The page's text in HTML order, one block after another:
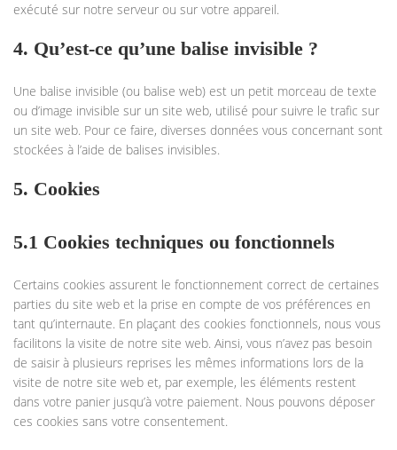
exécuté sur notre serveur ou sur votre appareil.
4. Qu’est-ce qu’une balise invisible ?
Une balise invisible (ou balise web) est un petit morceau de texte
ou d’image invisible sur un site web, utilisé pour suivre le trafic sur
un site web. Pour ce faire, diverses données vous concernant sont
stockées à l’aide de balises invisibles.
5. Cookies
5.1 Cookies techniques ou fonctionnels
Certains cookies assurent le fonctionnement correct de certaines
parties du site web et la prise en compte de vos préférences en
tant qu’internaute. En plaçant des cookies fonctionnels, nous vous
facilitons la visite de notre site web. Ainsi, vous n’avez pas besoin
de saisir à plusieurs reprises les mêmes informations lors de la
visite de notre site web et, par exemple, les éléments restent
dans votre panier jusqu’à votre paiement. Nous pouvons déposer
ces cookies sans votre consentement.